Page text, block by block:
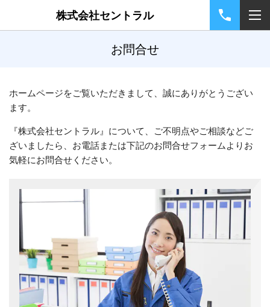
株式会社セントラル
お問合せ
ホームページをご覧いただきまして、誠にありがとうござい
ます。
『株式会社セントラル』について、ご不明点やご相談などご
ざいましたら、お電話または下記のお問合せフォームよりお
気軽にお問合せください。